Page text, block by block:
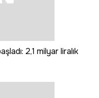
2,1 milyar liralık